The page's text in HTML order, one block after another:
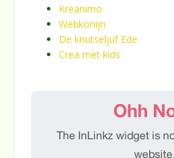
Kreanimo
Webkonijn
De knutseljuf Ede
Crea met kids